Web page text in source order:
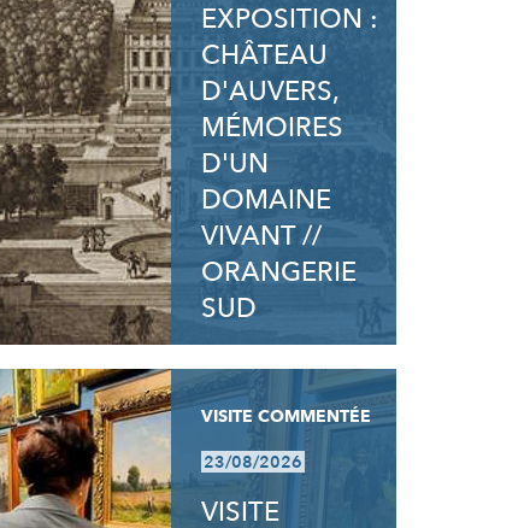
EXPOSITION :
CHÂTEAU
D'AUVERS,
MÉMOIRES
D'UN
DOMAINE
VIVANT //
ORANGERIE
SUD
VISITE COMMENTÉE
23/08/2026
VISITE